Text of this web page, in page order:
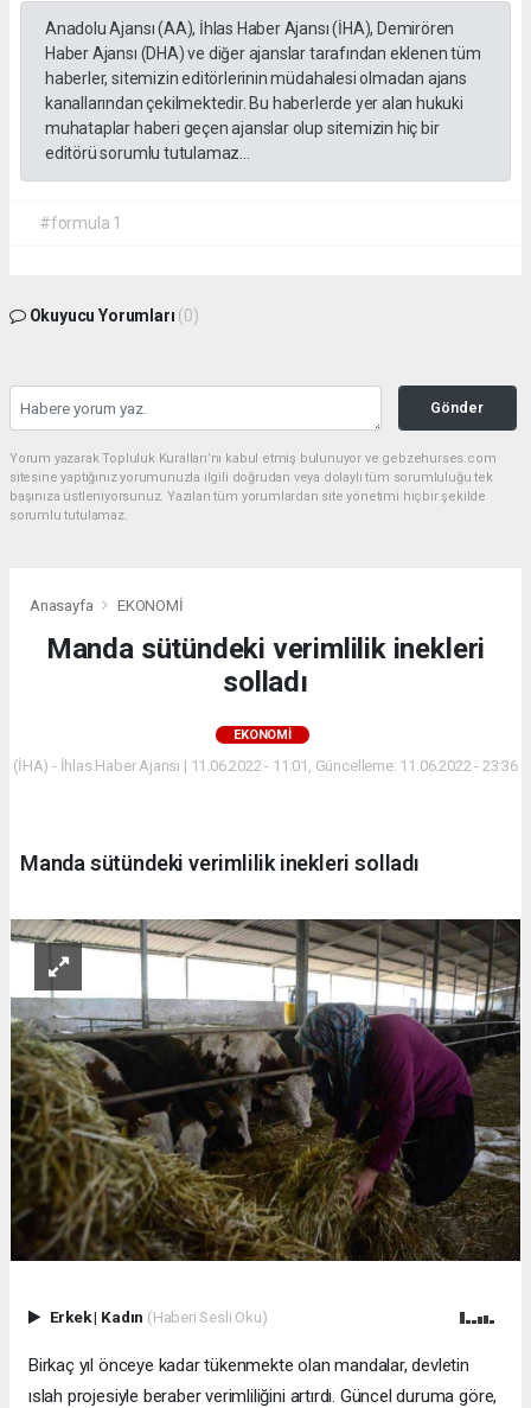
Anadolu Ajansı (AA), İhlas Haber Ajansı (İHA), Demirören
Haber Ajansı (DHA) ve diğer ajanslar tarafından eklenen tüm
haberler, sitemizin editörlerinin müdahalesi olmadan ajans
kanallarından çekilmektedir. Bu haberlerde yer alan hukuki
muhataplar haberi geçen ajanslar olup sitemizin hiç bir
editörü sorumlu tutulamaz...
#formula 1
Okuyucu Yorumları (0)
Gönder
Yorum yazarak Topluluk Kuralları’nı kabul etmiş bulunuyor ve gebzehurses.com
sitesine yaptığınız yorumunuzla ilgili doğrudan veya dolaylı tüm sorumluluğu tek
başınıza üstleniyorsunuz. Yazılan tüm yorumlardan site yönetimi hiçbir şekilde
sorumlu tutulamaz.
Anasayfa EKONOMİ
Manda sütündeki verimlilik inekleri
solladı
EKONOMİ
(İHA) - İhlas Haber Ajansı | 11.06.2022 - 11:01, Güncelleme: 11.06.2022 - 23:36
Manda sütündeki verimlilik inekleri solladı
Erkek| Kadın (Haberi Sesli Oku)
Birkaç yıl önceye kadar tükenmekte olan mandalar, devletin
ıslah projesiyle beraber verimliliğini artırdı. Güncel duruma göre,